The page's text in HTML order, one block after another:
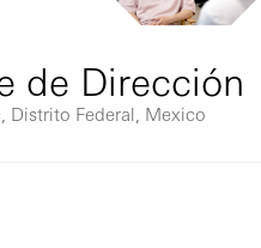
de Dirección
Distrito Federal, Mexico